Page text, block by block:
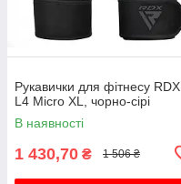
Рукавички для фітнесу RDX
L4 Micro XL, чорно-сірі
В наявності
1 430,70 ₴ 1 506 ₴